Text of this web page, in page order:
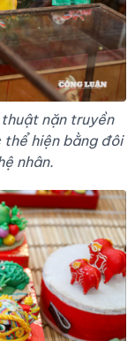
nặn truyền
hiện bằng đôi
nhân.